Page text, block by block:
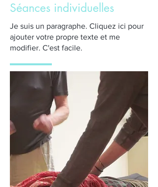
Séances individuelles
Je suis un paragraphe. Cliquez ici pour
ajouter votre propre texte et me
modifier. C'est facile.